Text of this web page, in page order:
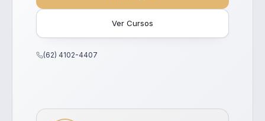
Ver Cursos
(62) 4102-4407